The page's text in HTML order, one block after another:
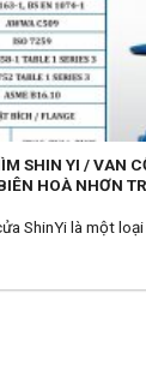
SHIN YI / VAN
HOÀ NHƠN
ShinYi là một